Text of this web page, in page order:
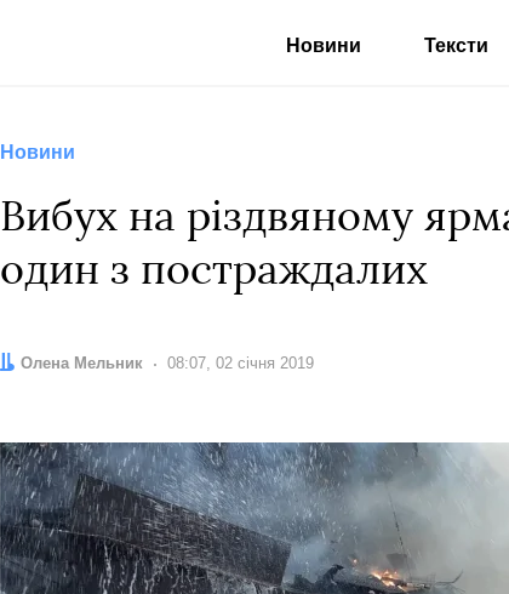
Новини Тексти
Новини
Вибух на різдвяному
один з постраждалих
Автор:
Олена Мельник Дата:
08:07, 02 січня 2019